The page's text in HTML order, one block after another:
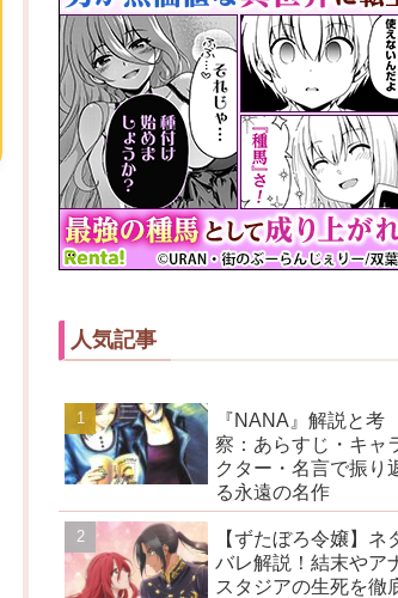
人気記事
『NANA』解説と考
察：あらすじ・キャ
クター・名言で振り
る永遠の名作
【ずたぼろ令嬢】ネ
バレ解説！結末やア
スタジアの生死を徹